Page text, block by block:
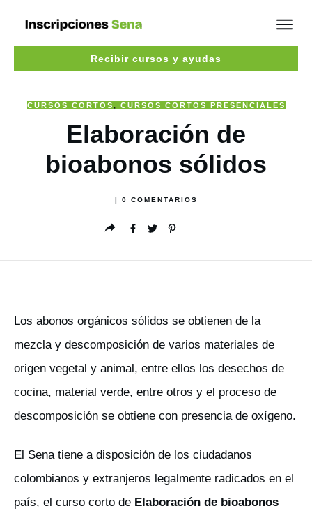
Recibir cursos y ayudas
CURSOS CORTOS, CURSOS CORTOS PRESENCIALES
Elaboración de
bioabonos sólidos
0 COMENTARIOS
Los abonos orgánicos sólidos se obtienen de la
mezcla y descomposición de varios materiales de
origen vegetal y animal, entre ellos los desechos de
cocina, material verde, entre otros y el proceso de
descomposición se obtiene con presencia de oxígeno.
El Sena tiene a disposición de los ciudadanos
colombianos y extranjeros legalmente radicados en el
país, el curso corto de Elaboración de bioabonos